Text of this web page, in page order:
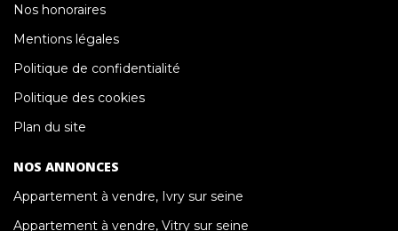
Nos honoraires
Mentions légales
Politique de confidentialité
Politique des cookies
Plan du site
NOS ANNONCES
Appartement à vendre, Ivry sur seine
Appartement à vendre, Vitry sur seine